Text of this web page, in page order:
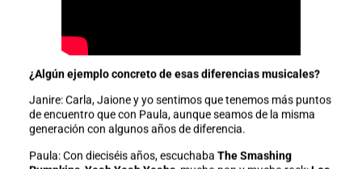
¿Algún ejemplo concreto de esas diferencias musicales?
Janire: Carla, Jaione y yo sentimos que tenemos más puntos
de encuentro que con Paula, aunque seamos de la misma
generación con algunos años de diferencia.
Paula: Con dieciséis años, escuchaba The Smashing